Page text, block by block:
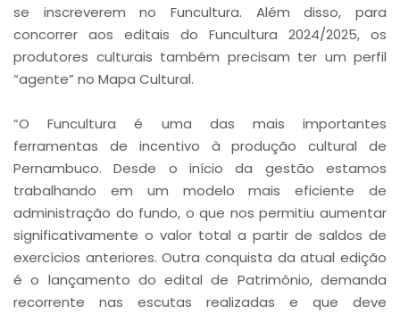
se inscreverem no Funcultura. Além disso, para
concorrer aos editais do Funcultura 2024/2025, os
produtores culturais também precisam ter um perfil
“agente” no Mapa Cultural.
“O Funcultura é uma das mais importantes
ferramentas de incentivo à produção cultural de
Pernambuco. Desde o início da gestão estamos
trabalhando em um modelo mais eficiente de
administração do fundo, o que nos permitiu aumentar
significativamente o valor total a partir de saldos de
exercícios anteriores. Outra conquista da atual edição
é o lançamento do edital de Patrimônio, demanda
recorrente nas escutas realizadas e que deve